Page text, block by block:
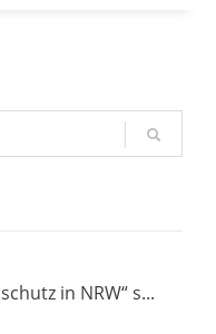
in NRW“ s...